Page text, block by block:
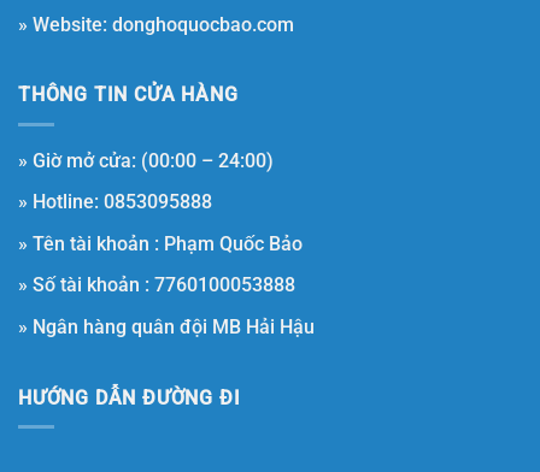
» Website: donghoquocbao.com
THÔNG TIN CỬA HÀNG
» Giờ mở cửa: (00:00 – 24:00)
» Hotline: 0853095888
» Tên tài khoản : Phạm Quốc Bảo
» Số tài khoản : 7760100053888
» Ngân hàng quân đội MB Hải Hậu
HƯỚNG DẪN ĐƯỜNG ĐI